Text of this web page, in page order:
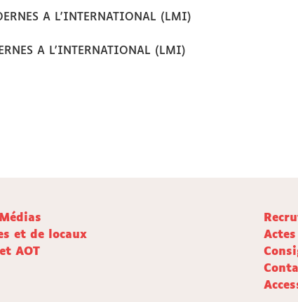
A L'INTERNATIONAL (LMI)
A L'INTERNATIONAL (LMI)
et de locaux
AOT